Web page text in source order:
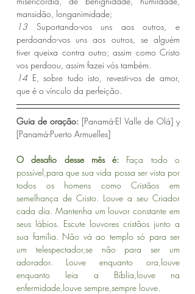
mansidão, longanimidade;
13 Suportando-vos uns aos outros, e
perdoando-vos uns aos outros, se alguém
tiver queixa contra outro; assim como Cristo
vos perdoou, assim fazei vós também.
14 E, sobre tudo isto, revesti-vos de amor,
que é o vínculo da perfeição.
Guia de oração: [Panamá-El Valle de Olá] y
[Panamá-Puerto Armuelles]
O desafio desse mês é: Faça todo o
possível,para que sua vida possa ser vista por
todos os homens como Cristãos em
semelhança de Cristo. Louve a seu Criador
cada dia. Mantenha um louvor constante em
seus lábios. Escute louvores cristãos junto a
sua família. Não vá ao templo só para ser
um telespectador,se não para ser um
adorador. Louve enquanto ora,louve
enquanto leia a Bíblia,louve na
enfermidade,louve sempre,sempre louve.